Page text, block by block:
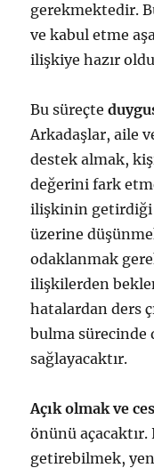
gerekmektedir.
ve kabul etme
ilişkiye hazır
Bu süreçte
Arkadaşlar, aile
destek almak,
değerini fark
ilişkinin
üzerine
odaklanmak
ilişkilerden
hatalardan ders
bulma sürecinde
sağlayacaktır.
Açık olmak ve
önünü
getirebilmek,